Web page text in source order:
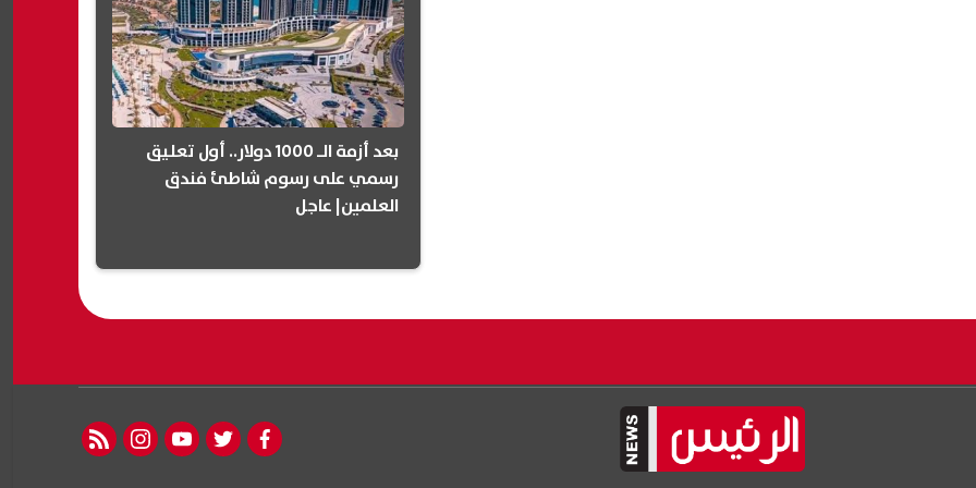
بعد أزمة الـ 1000 دولار.. أول تعليق
رسمي على رسوم شاطئ فندق
العلمين| عاجل
facebook
twitter
youtube
instagram
rss feed